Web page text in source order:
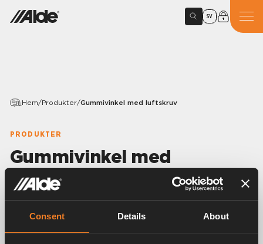
Consent Details About
SV
Hem/Produkter/Gummivinkel med luftskruv
PRODUKTER
Gummivinkel med
luftskruv
Variants